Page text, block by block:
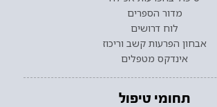
מדור הספרים
לוח דרושים
אבחון הפרעות קשב וריכוז
אינדקס מטפלים
תחומי טיפול